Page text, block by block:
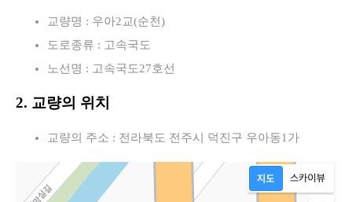
교량명 : 우아2교(순천)
도로종류 : 고속국도
노선명 : 고속국도27호선
2. 교량의 위치
교량의 주소 : 전라북도 전주시 덕진구 우아동1가